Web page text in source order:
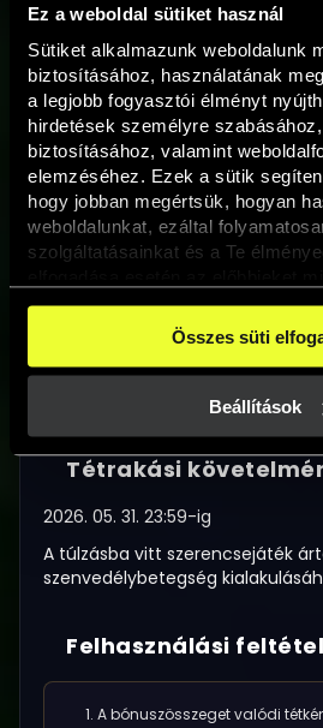
Ez a weboldal sütiket használ
Sütiket alkalmazunk weboldalunk
biztosításához, használatának
a legjobb fogyasztói élményt
hirdetések személyre
biztosításához, valamint
elemzéséhez. Ezek a sütik
hogy jobban megértsük, hogyan
weboldalunkat, ezáltal
szolgáltatásainkat és a Te
beállításokban pedig egyesével
a weboldal használatához
A weboldalainkon használt
erre a linkre kattintva a Süti
Összes süti
Beállítások
közben abban az esetben
meghibásodásból vagy egyéb
játék levétele szükséges.
Megszakadt kapcsolat vagy
esetén az összes érintett
kipörgetett értékek nem
promócióban.
Bónusz jóváírása:
A nyereményeket a
jóváírjuk a Játékosok
Tétrakási
A megnyert bónuszösszeg 1-
Tétrakási
2026. 05. 31. 23:59-ig
A túlzásba vitt szerencsejáték
szenvedélybetegség
Felhasználási
A bónuszösszeget valódi